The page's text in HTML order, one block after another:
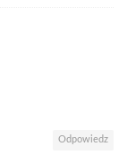
Odpowiedz